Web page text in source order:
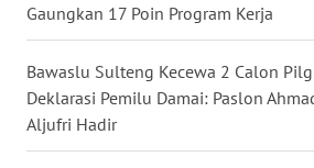
Gaungkan 17 Poin Program Kerja
Bawaslu Sulteng Kecewa 2 Calon
Deklarasi Pemilu Damai: Paslon
Aljufri Hadir
WN
MALUKU
WN
MALUT